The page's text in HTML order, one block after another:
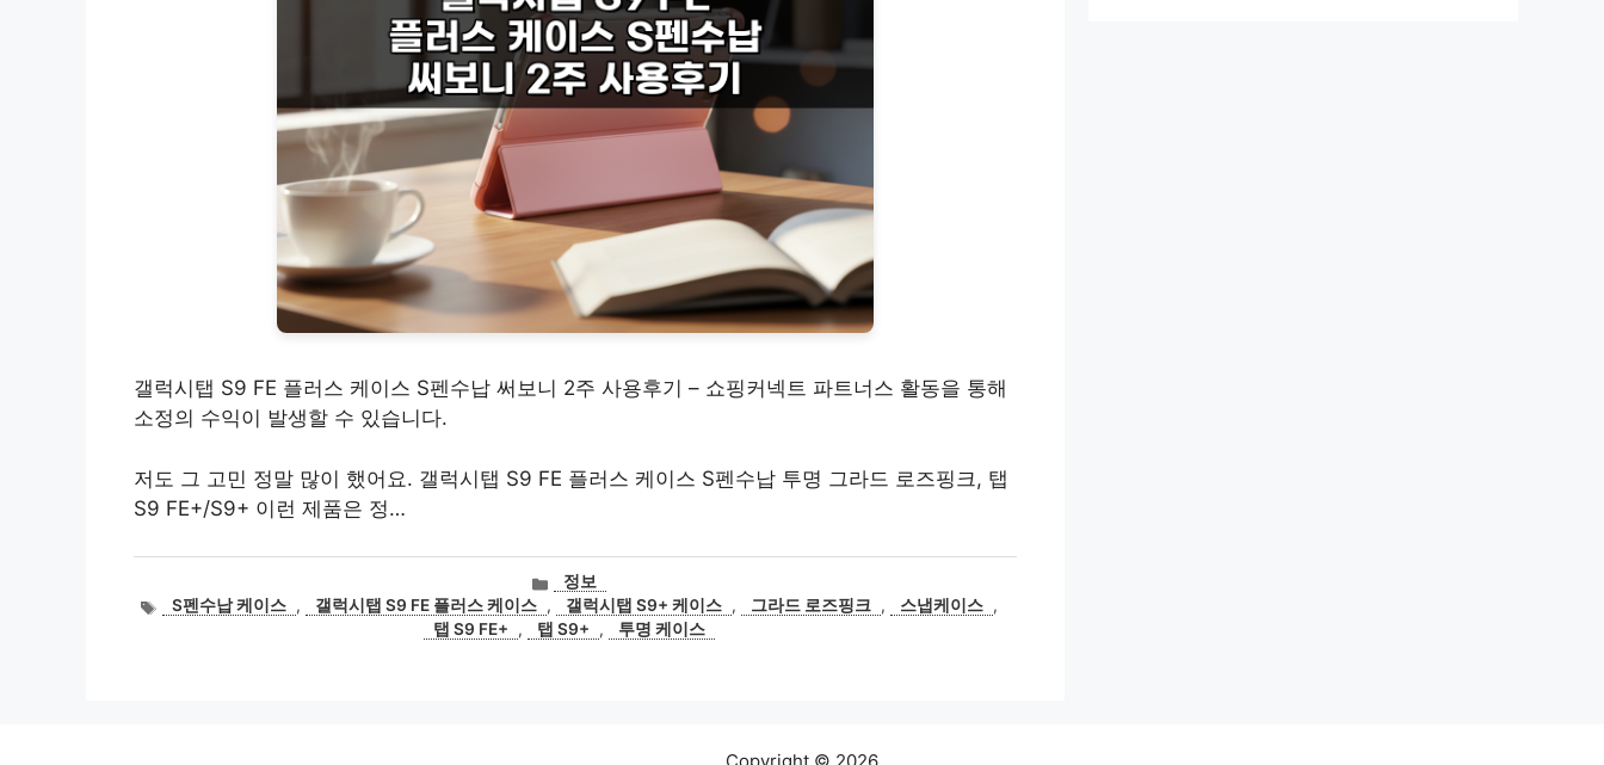
갤럭시탭 S9 FE 플러스 케이스 S펜수납 써보니 2주 사용후기 – 쇼핑커넥트 파트너스 활동을 통해
소정의 수익이 발생할 수 있습니다.
저도 그 고민 정말 많이 했어요. 갤럭시탭 S9 FE 플러스 케이스 S펜수납 투명 그라드 로즈핑크, 탭
S9 FE+/S9+ 이런 제품은 정…
카
테
고
정보
태S펜수납 케이스 , 갤럭시탭 S9 FE 플러스 케이스 , 갤럭시탭 S9+ 케이스 , 그라드 로즈핑크 , 스냅케이스 ,
탭 S9 FE+
, 탭 S9+ , 투명 케이스
Copyright © 2026